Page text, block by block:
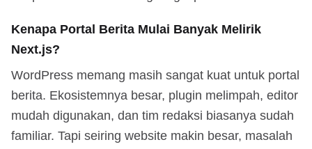
Kenapa Portal Berita Mulai Banyak Melirik
Next.js?
WordPress memang masih sangat kuat untuk portal
berita. Ekosistemnya besar, plugin melimpah, editor
mudah digunakan, dan tim redaksi biasanya sudah
familiar. Tapi seiring website makin besar, masalah